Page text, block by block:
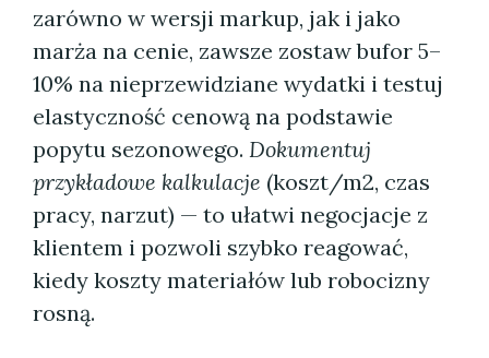
zarówno w wersji markup, jak i jako
marża na cenie, zawsze zostaw bufor 5–
10% na nieprzewidziane wydatki i testuj
elastyczność cenową na podstawie
popytu sezonowego. Dokumentuj
przykładowe kalkulacje (koszt/m2, czas
pracy, narzut) — to ułatwi negocjacje z
klientem i pozwoli szybko reagować,
kiedy koszty materiałów lub robocizny
rosną.